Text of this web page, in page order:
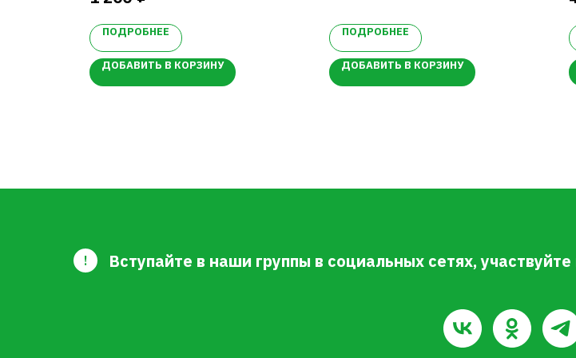
Цветет с конца июля до конца
сентября
Cредняя зимостойкость.
ПОДРОБНЕЕ
ДОБАВИТЬ В КОРЗИНУ
Сухой отрыв и хорошая
транспортабельность ягод.
ПОДРОБНЕЕ
ДОБАВИТЬ В КОРЗИНУ
! Вступайте в наши группы в социальных сетях,